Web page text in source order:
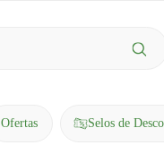
Ofertas Selos de